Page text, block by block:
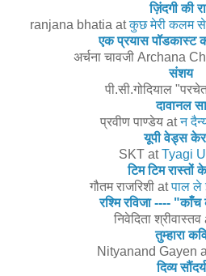
ज़िंदगी की
ranjana bhatia atकुछ मेरी कलम
एक प्रयास पॉडकास्ट
अर्चना चावजी Archana
संशय
पी.सी.गोदियाल
दावानल सा
प्रवीण पाण्डेय atन
यूपी वेड्स
SKT at Tyagi
टिम टिम रास्तों
गौतम राजरिशी atपाल ले
रश्मि रविजा ---- "काँच
निवेदिता श्रीवास्तव
तुम्हारा
Nityanand Gayen
दिव्य सौंदर्य